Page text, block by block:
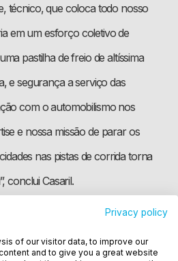
melhor
analisar
técnico, que coloca todo nosso
em um esforço coletivo de
pastilha de freio de altíssima
e segurança a serviço das
com o automobilismo nos
e nossa missão de parar os
nas pistas de corrida torna
conclui Casaril.
à Stock Car, Stock Light e
como categorias cujos freios
Privacy policy
of our visitor data, to improve our
and to give you a great website